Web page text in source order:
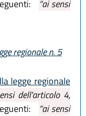
“ai sensi
regionale n. 5
legge regionale
dell'articolo 4,
“ai sensi